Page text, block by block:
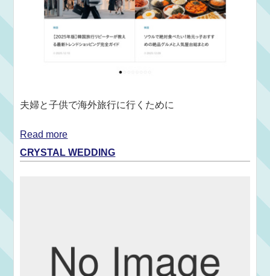
夫婦と子供で海外旅行に行くために
Read more
CRYSTAL WEDDING